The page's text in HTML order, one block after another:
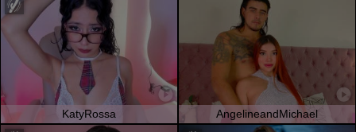
KatyRossa AngelineandMichael